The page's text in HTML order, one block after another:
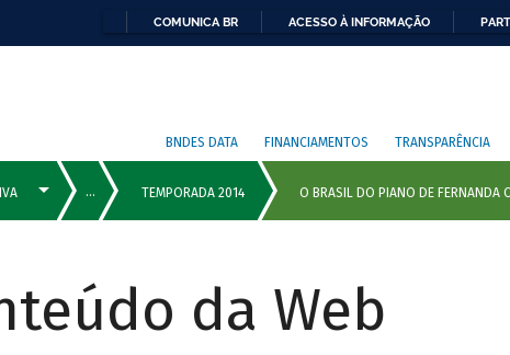
COMUNICA BR ACESSO À INFORMAÇÃO
BNDES DATA FINANCIAMENTOS TRANSPARÊNCIA
da Web